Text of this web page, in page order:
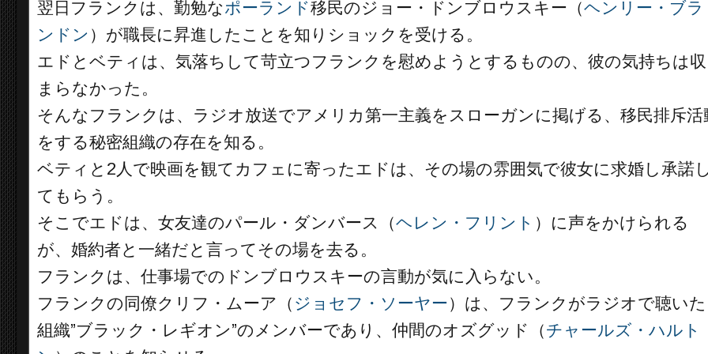
翌日フランクは、勤勉なポーランド移民のジョー・ドンブロウスキー（ヘンリー・ブラ
ンドン ）が職長に昇進したことを知りショックを受ける。
エドとベティは、気落ちして苛立つフランクを慰めようとするものの、彼の気持ちは収
まらなかった。
そんなフランクは、ラジオ放送でアメリカ第一主義をスローガンに掲げる、移民排斥活
をする秘密組織の存在を知る。
ベティと2人で映画を観てカフェに寄ったエドは、その場の雰囲気で彼女に求婚し承諾
てもらう。
そこでエドは、女友達のパール・ダンバース（ヘレン・フリント ）に声をかけられる
が、婚約者と一緒だと言ってその場を去る。
フランクは、仕事場でのドンブロウスキーの言動が気に入らない。
フランクの同僚クリフ・ムーア（ ジョセフ・ソーヤー）は、フランクがラジオで聴いた
組織”ブラック・レギオン”のメンバーであり、仲間のオズグッド（チャールズ・ハルト